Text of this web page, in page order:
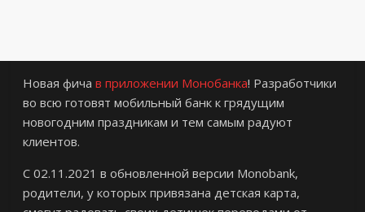
Новая фичав приложении Монобанка! Разработчики
во всю готовят мобильный банк к грядущим
новогодним праздникам и тем самым радуют
клиентов.
С 02.11.2021 в обновленной версии Monobank,
родители, у которых привязана детская карта,